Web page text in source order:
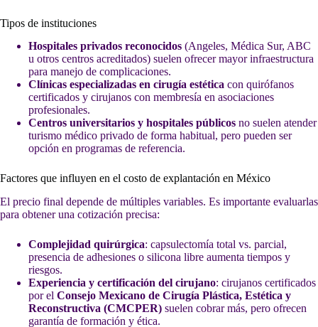
Tipos de instituciones
Hospitales privados reconocidos (Angeles, Médica Sur, ABC
u otros centros acreditados) suelen ofrecer mayor infraestructura
para manejo de complicaciones.
Clínicas especializadas en cirugía estética con quirófanos
certificados y cirujanos con membresía en asociaciones
profesionales.
Centros universitarios y hospitales públicos no suelen atender
turismo médico privado de forma habitual, pero pueden ser
opción en programas de referencia.
Factores que influyen en el costo de explantación en México
El precio final depende de múltiples variables. Es importante evaluarlas
para obtener una cotización precisa:
Complejidad quirúrgica: capsulectomía total vs. parcial,
presencia de adhesiones o silicona libre aumenta tiempos y
riesgos.
Experiencia y certificación del cirujano: cirujanos certificados
por el Consejo Mexicano de Cirugía Plástica, Estética y
Reconstructiva (CMCPER) suelen cobrar más, pero ofrecen
garantía de formación y ética.